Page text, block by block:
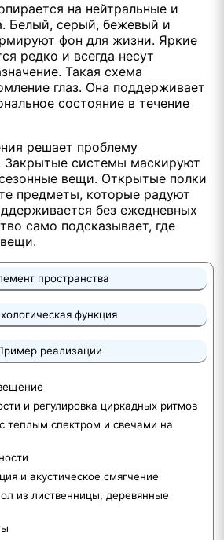
на нейтральные и
Белый, серый, бежевый и
фон для жизни. Яркие
редко и всегда несут
Такая схема
глаз. Она поддерживает
состояние в течение
решает проблему
Закрытые системы маскируют
вещи. Открытые полки
предметы, которые радуют
без ежедневных
само подсказывает, где
пространства
функция
реализации
и регулировка циркадных ритмов
теплым спектром и свечами на
и акустическое смягчение
из лиственницы, деревянные